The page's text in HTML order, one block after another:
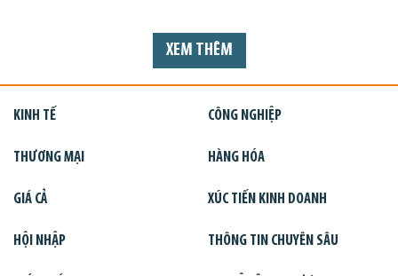
XEM THÊM
KINH TẾ CÔNG NGHIỆP
THƯƠNG MẠI HÀNG HÓA
GIÁ CẢ XÚC TIẾN KINH DOANH
HỘI NHẬP THÔNG TIN CHUYÊN SÂU